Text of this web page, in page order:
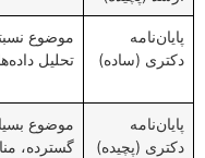
پایان‌نامه
دکتری (ساده)
موضوع
تحلیل
پایان‌نامه
دکتری (پچیده)
موضوع
گسترده،